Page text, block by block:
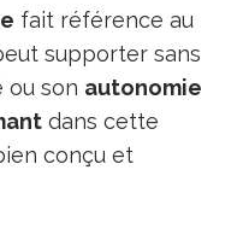
fait référence au
supporter sans
ou son autonomie
dans cette
conçu et